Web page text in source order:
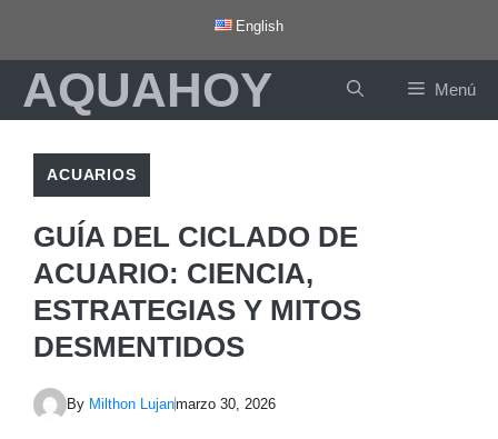
contenido
English
AQUAHOY Menú
ACUARIOS
GUÍA DEL CICLADO DE
ACUARIO: CIENCIA,
ESTRATEGIAS Y MITOS
DESMENTIDOS
By Milthon Lujanmarzo 30, 2026